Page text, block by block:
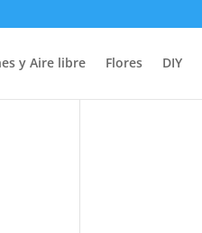
y Aire libre Flores DIY